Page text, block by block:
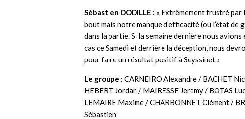
Sébastien DODILLE : « Extrêmement frustré par
bout mais notre manque d’efficacité (ou l’état
dans la partie. Si la semaine dernière nous
cas ce Samedi et derrière la déception, nous
pour faire un résultat positif à Seyssinet »
Le groupe : CARNEIRO Alexandre / BACHET
HEBERT Jordan / MAIRESSE Jeremy / BOTAS
LEMAIRE Maxime / CHARBONNET Clément /
Sébastien